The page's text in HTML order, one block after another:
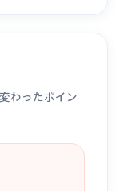
わったポイン